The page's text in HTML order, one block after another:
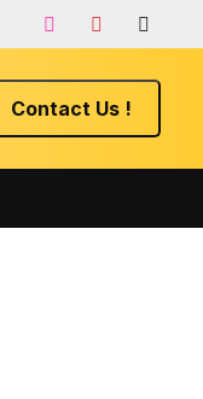
Contact Us !